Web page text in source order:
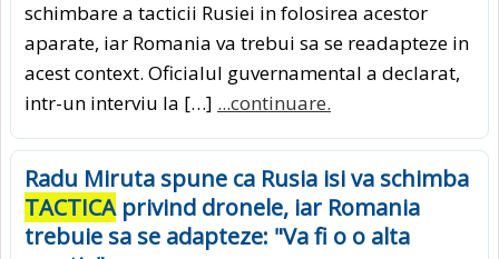
schimbare a tacticii Rusiei in folosirea acestor
aparate, iar Romania va trebui sa se readapteze in
acest context. Oficialul guvernamental a declarat,
intr-un interviu la […] ...continuare.
Radu Miruta spune ca Rusia isi va schimba
TACTICAprivind dronele, iar Romania
trebuie sa se adapteze: "Va fi o o alta